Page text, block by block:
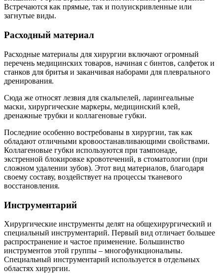
Встречаются как прямые, так и полуискривленные или
загнутые виды.
Расходный материал
Расходные материалы для хирургии включают огромный
перечень медицинских товаров, начиная с бинтов, салфеток и
станков для бритья и заканчивая наборами для плеврального
дренирования.
Сюда же относят лезвия для скальпелей, ларингеальные
маски, хирургические маркеры, медицинский клей,
дренажные трубки и коллагеновые губки.
Последние особенно востребованы в хирургии, так как
обладают отличными кровоостанавливающими свойствами.
Коллагеновые губки используются при тампонаде,
экстренной блокировке кровотечений, в стоматологии (при
сложном удалении зубов). Этот вид материалов, благодаря
своему составу, воздействует на процессы тканевого
восстановления.
Инструментарий
Хирургические инструменты делят на общехирургический и
специальный инструментарий. Первый вид отличает большее
распространение и частое применение. Большинство
инструментов этой группы – многофункциональны.
Специальный инструментарий используется в отдельных
областях хирургии.